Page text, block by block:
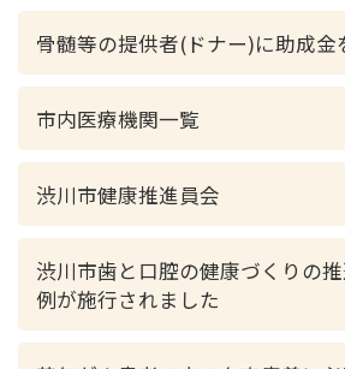
骨髄等の提供者(ドナー)に助成金
市内医療機関一覧
渋川市健康推進員会
渋川市歯と口腔の健康づくりの
例が施行されました